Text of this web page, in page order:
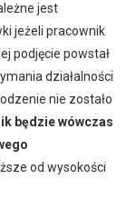
jest
jeżeli pracownik
podjęcie powstał
działalności
nie zostało
będzie wówczas
od wysokości